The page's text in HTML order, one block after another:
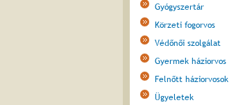
Gyógyszertár
Körzeti fogorvos
Védőnői szolgálat
Gyermek háziorvos
Felnőtt háziorvosok
Ügyeletek